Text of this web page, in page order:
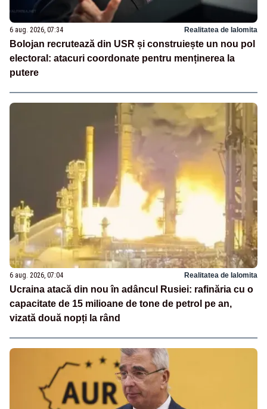
6 aug. 2026, 07:34 Realitatea de Ialomita
Bolojan recrutează din USR și construiește un nou pol
electoral: atacuri coordonate pentru menținerea la
putere
6 aug. 2026, 07:04 Realitatea de Ialomita
Ucraina atacă din nou în adâncul Rusiei: rafinăria cu o
capacitate de 15 milioane de tone de petrol pe an,
vizată două nopți la rând